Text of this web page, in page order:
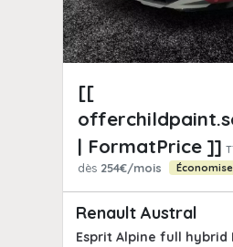
[[
| FormatPrice ]]
dès 254€/mois
Renault Austral
Esprit Alpine full hybrid